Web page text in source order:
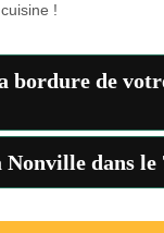
!
de
dans le